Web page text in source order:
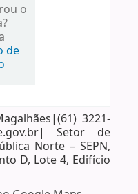
o
de
3221-
Setor de
Norte – SEPN,
D, Lote 4, Edifício